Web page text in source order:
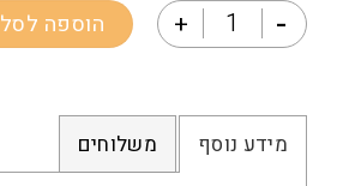
כמות של פאנל Rasta Deck 100 הוספה לסל
מידע נוסף משלוחים